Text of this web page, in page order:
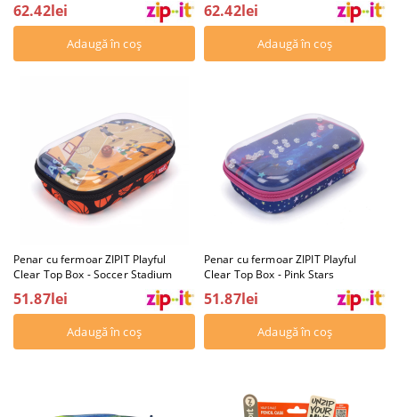
62.42lei 62.42lei
Penar cu fermoar ZIPIT Playful
Clear Top Box - Soccer Stadium
51.87lei
Penar cu fermoar ZIPIT Playful
Clear Top Box - Pink Stars
51.87lei